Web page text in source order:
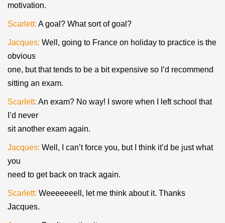
motivation.
Scarlett: A goal? What sort of goal?
Jacques: Well, going to France on holiday to practice is the
obvious
one, but that tends to be a bit expensive so I’d recommend
sitting an exam.
Scarlett: An exam? No way! I swore when I left school that
I’d never
sit another exam again.
Jacques: Well, I can’t force you, but I think it’d be just what
you
need to get back on track again.
Scarlett: Weeeeeeell, let me think about it. Thanks
Jacques.